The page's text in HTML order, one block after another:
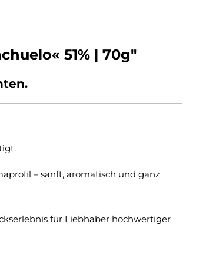
51% | 70g"
– sanft, aromatisch und ganz
für Liebhaber hochwertiger